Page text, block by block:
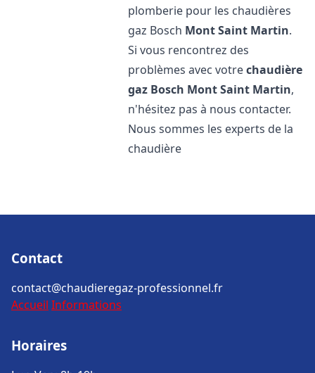
plomberie pour les chaudières
gaz Bosch Mont Saint Martin.
Si vous rencontrez des
problèmes avec votrechaudière
gaz Bosch Mont Saint Martin,
n'hésitez pas à nous contacter.
Nous sommes les experts de la
chaudière
Contact
contact@chaudieregaz-professionnel.fr
Accueil Informations
Horaires